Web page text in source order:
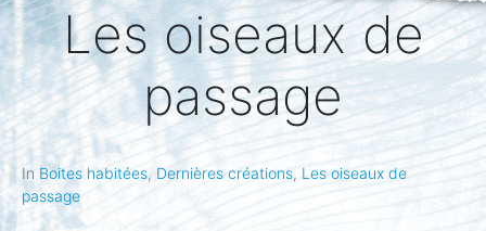
Les oiseaux de
passage
In Boites habitées, Dernières créations, Les oiseaux de
passage